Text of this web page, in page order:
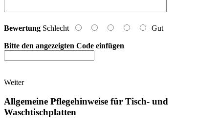
Bewertung Schlecht Gut
Bitte den angezeigten Code einfügen
Weiter
Allgemeine Pflegehinweise für Tisch- und
Waschtischplatten